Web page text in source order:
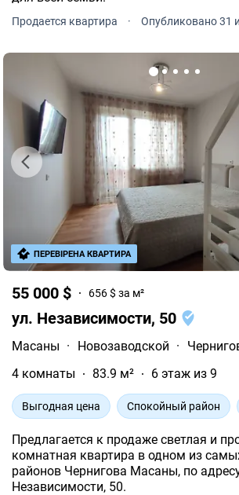
Продается квартира · Опубликовано 31
55 000 $ 656 $ за м²
ул. Независимости, 50
Масаны · Новозаводской ·
4 комнаты
83.9 м² 6 этаж из 9
Выгодная цена Спокойный район
Предлагается к продаже светлая и
комнатная квартира в одном из
районов Чернигова Масаны, по адресу ул.
Независимости, 50.
ПЕРЕВІРЕНА КВАРТИРА